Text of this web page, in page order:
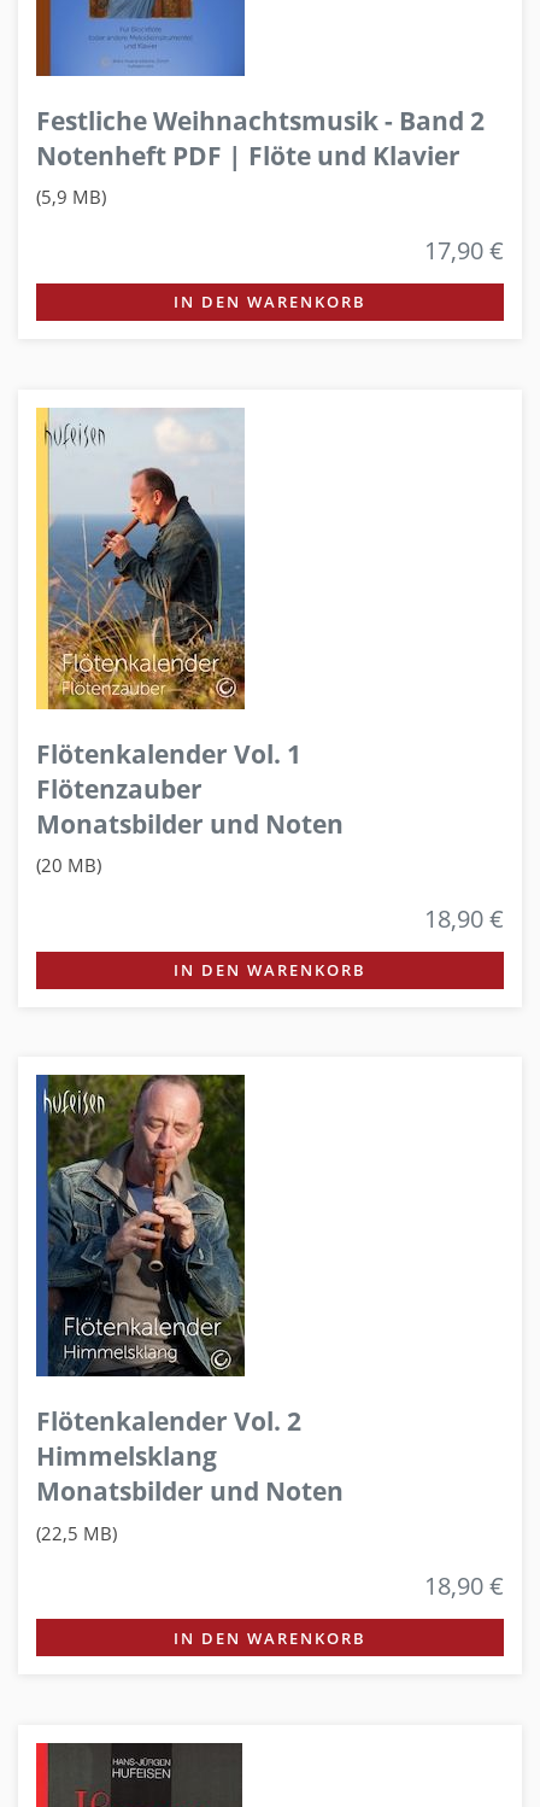
Festliche Weihnachtsmusik - Band 2
Notenheft PDF | Flöte und Klavier
(5,9 MB)
17,90 €
IN DEN WARENKORB
Flötenkalender Vol. 1
Flötenzauber
Monatsbilder und Noten
(20 MB)
18,90 €
IN DEN WARENKORB
Flötenkalender Vol. 2
Himmelsklang
Monatsbilder und Noten
(22,5 MB)
18,90 €
IN DEN WARENKORB